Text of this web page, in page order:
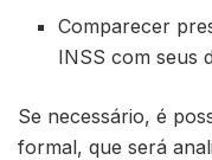
Comparecer
INSS com seus
Se necessário, é
formal, que será